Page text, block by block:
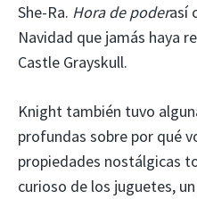
She-Ra. Hora de poderasí
Navidad que jamás haya
Castle Grayskull.
Knight también tuvo
profundas sobre por qué
propiedades nostálgicas
curioso de los juguetes,